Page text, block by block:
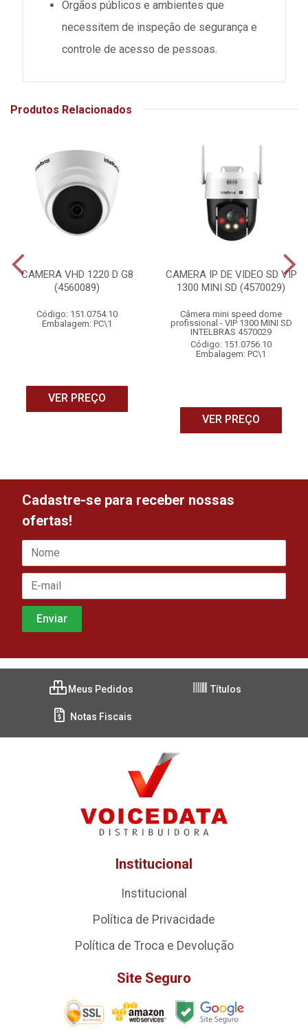
Órgãos públicos e ambientes que
necessitem de inspeção de segurança e
controle de acesso de pessoas.
Produtos Relacionados
CAMERA VHD 1220 D G8
(4560089)
Código: 151.0754.10
Embalagem: PC\1
VER PREÇO
CAMERA IP DE VIDEO SD VIP
1300 MINI SD (4570029)
Câmera mini speed dome
profissional - VIP 1300 MINI SD
INTELBRAS 4570029
Código: 151.0756.10
Embalagem: PC\1
VER PREÇO
Cadastre-se para receber nossas
ofertas!
Meus Pedidos Títulos
Notas Fiscais
Institucional
Institucional
Política de Privacidade
Política de Troca e Devolução
Site Seguro